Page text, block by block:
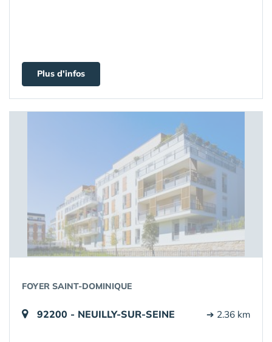
Plus d'infos
FOYER SAINT-DOMINIQUE
92200 - NEUILLY-SUR-SEINE ➔ 2.36 km